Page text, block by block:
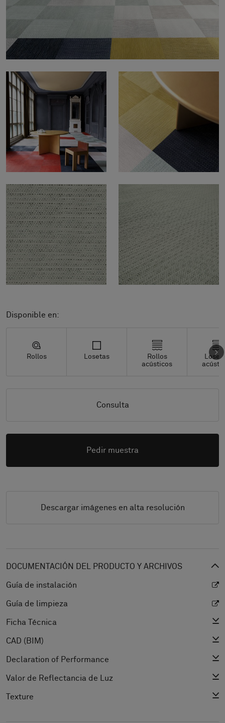
Disponible en:
Rollos Losetas
Rollos
acústicos
Consulta
Pedir muestra
Descargar imágenes en alta resolución
DOCUMENTACIÓN DEL PRODUCTO Y ARCHIVOS
Guía de instalación
Guía de limpieza
Ficha Técnica
CAD (BIM)
Declaration of Performance
Valor de Reflectancia de Luz
Texture